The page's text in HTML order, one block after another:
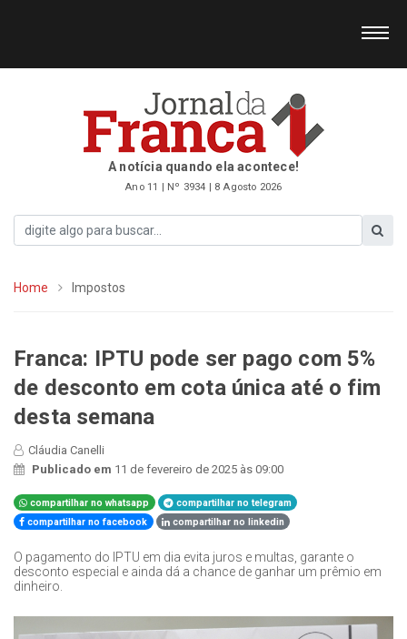
A notícia quando ela acontece!
Ano 11 | Nº 3934 | 8 Agosto 2026
Home Impostos
Franca: IPTU pode ser pago com 5%
de desconto em cota única até o fim
desta semana
Cláudia Canelli
Publicado em 11 de fevereiro de 2025 às 09:00
compartilhar no whatsapp
compartilhar no telegram
compartilhar no facebook
compartilhar no linkedin
O pagamento do IPTU em dia evita juros e multas, garante o
desconto especial e ainda dá a chance de ganhar um prêmio em
dinheiro.